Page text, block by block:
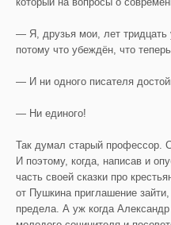
— Я, друзья мои, лет тридцать
потому что убеждён, что
— И ни одного писателя
— Ни единого!
Так думал старый профессор.
И поэтому, когда, написав и
часть своей сказки про
от Пушкина приглашение
предела. А уж когда